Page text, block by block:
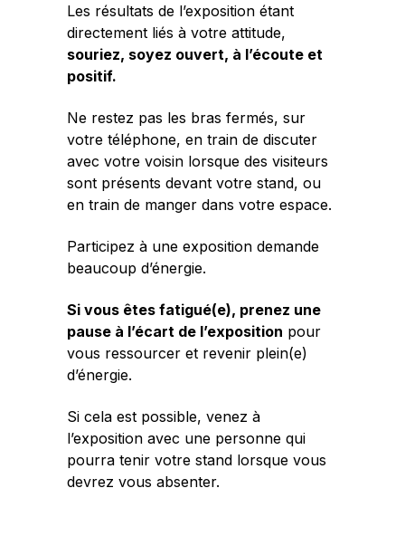
Les résultats de l’exposition étant
directement liés à votre attitude,
souriez, soyez ouvert, à l’écoute et
positif.
Ne restez pas les bras fermés, sur
votre téléphone, en train de discuter
avec votre voisin lorsque des visiteurs
sont présents devant votre stand, ou
en train de manger dans votre espace.
Participez à une exposition demande
beaucoup d’énergie.
Si vous êtes fatigué(e), prenez une
pause à l’écart de l’exposition pour
vous ressourcer et revenir plein(e)
d’énergie.
Si cela est possible, venez à
l’exposition avec une personne qui
pourra tenir votre stand lorsque vous
devrez vous absenter.